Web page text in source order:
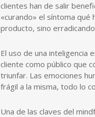
clientes han de salir
«curando» el síntoma qué
producto, sino
El uso de una inteligencia
cliente como público que
triunfar. Las emociones
frágil a la misma, todo lo
Una de las claves del